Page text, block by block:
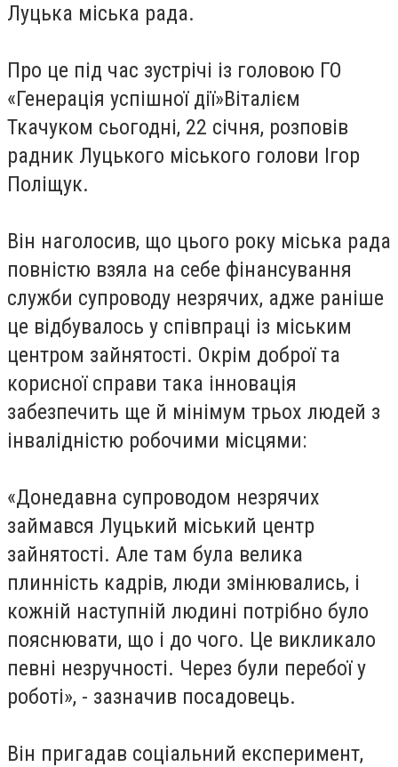
Луцька міська рада.
Про це під час зустрічі із головою ГО
«Генерація успішної дії»Віталієм
Ткачуком сьогодні, 22 січня, розповів
радник Луцького міського голови Ігор
Поліщук.
Він наголосив, що цього року міська рада
повністю взяла на себе фінансування
служби супроводу незрячих, адже раніше
це відбувалось у співпраці із міським
центром зайнятості. Окрім доброї та
корисної справи така інновація
забезпечить ще й мінімум трьох людей з
інвалідністю робочими місцями:
«Донедавна супроводом незрячих
займався Луцький міський центр
зайнятості. Але там була велика
плинність кадрів, люди змінювались, і
кожній наступній людині потрібно було
пояснювати, що і до чого. Це викликало
певні незручності. Через були перебої у
роботі», - зазначив посадовець.
Він пригадав соціальний експеримент,